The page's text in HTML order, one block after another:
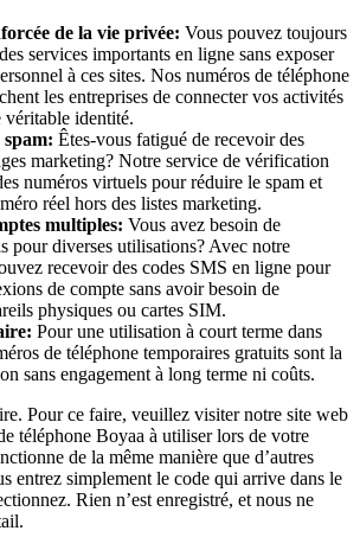
de la vie privée: Vous pouvez toujours
services importants en ligne sans exposer
à ces sites. Nos numéros de téléphone
les entreprises de connecter vos activités
identité.
Êtes-vous fatigué de recevoir des
marketing? Notre service de vérification
numéros virtuels pour réduire le spam et
réel hors des listes marketing.
multiples: Vous avez besoin de
pour diverses utilisations? Avec notre
recevoir des codes SMS en ligne pour
de compte sans avoir besoin de
physiques ou cartes SIM.
Pour une utilisation à court terme dans
de téléphone temporaires gratuits sont la
sans engagement à long terme ni coûts.
Pour ce faire, veuillez visiter notre site web
téléphone Boyaa à utiliser lors de votre
de la même manière que d’autres
entrez simplement le code qui arrive dans le
Rien n’est enregistré, et nous ne